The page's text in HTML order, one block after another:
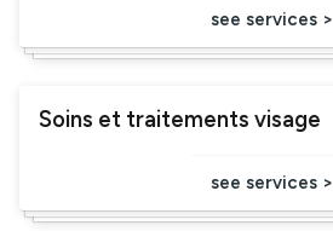
see services >
Soins et traitements visage
see services >